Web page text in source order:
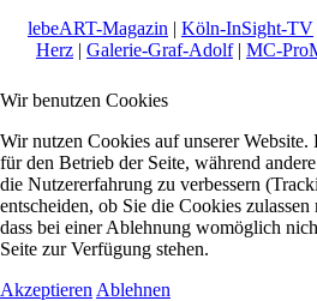
lebeART-Magazin | Köln-InSight-TV
Herz | Galerie-Graf-Adolf| MC-
Wir benutzen Cookies
Wir nutzen Cookies auf unserer
für den Betrieb der Seite, während
die Nutzererfahrung zu verbessern
entscheiden, ob Sie die Cookies
dass bei einer Ablehnung womöglich
Seite zur Verfügung stehen.
Akzeptieren Ablehnen